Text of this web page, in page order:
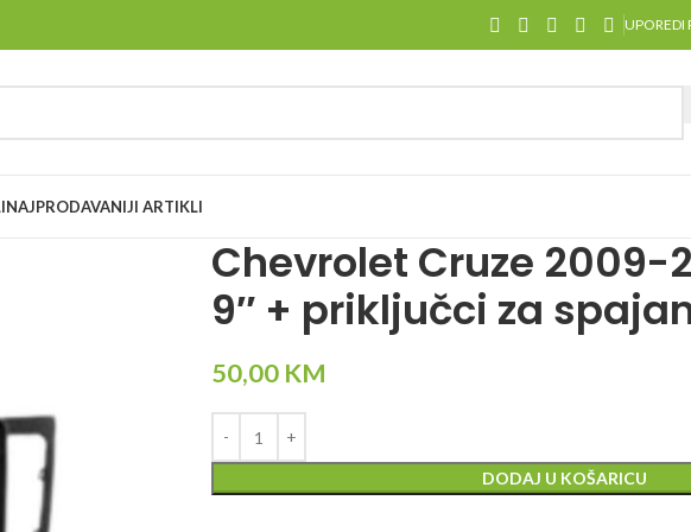
UPOREDI
NAJPRODAVANIJI ARTIKLI
Chevrolet Cruze 2009-
9″ + priključci za
50,00 KM
DODAJ U KOŠARICU